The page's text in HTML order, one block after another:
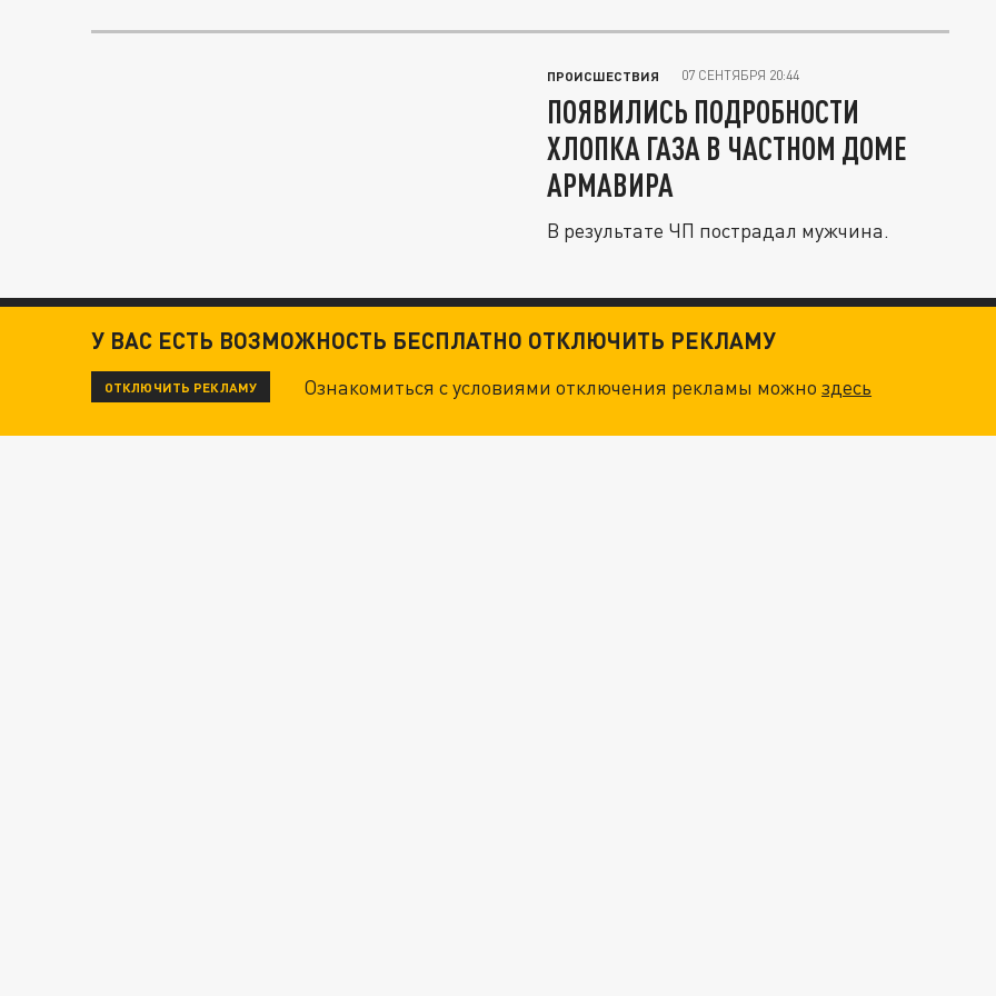
ПРОИСШЕСТВИЯ 07 СЕНТЯБРЯ 20:44
ПОЯВИЛИСЬ ПОДРОБНОСТИ
ХЛОПКА ГАЗА В ЧАСТНОМ ДОМЕ
АРМАВИРА
В результате ЧП пострадал мужчина.
У ВАС ЕСТЬ ВОЗМОЖНОСТЬ БЕСПЛАТНО ОТКЛЮЧИТЬ РЕКЛАМУ
ОТКЛЮЧИТЬ РЕКЛАМУ Ознакомиться с условиями отключения рекламы можноздесь